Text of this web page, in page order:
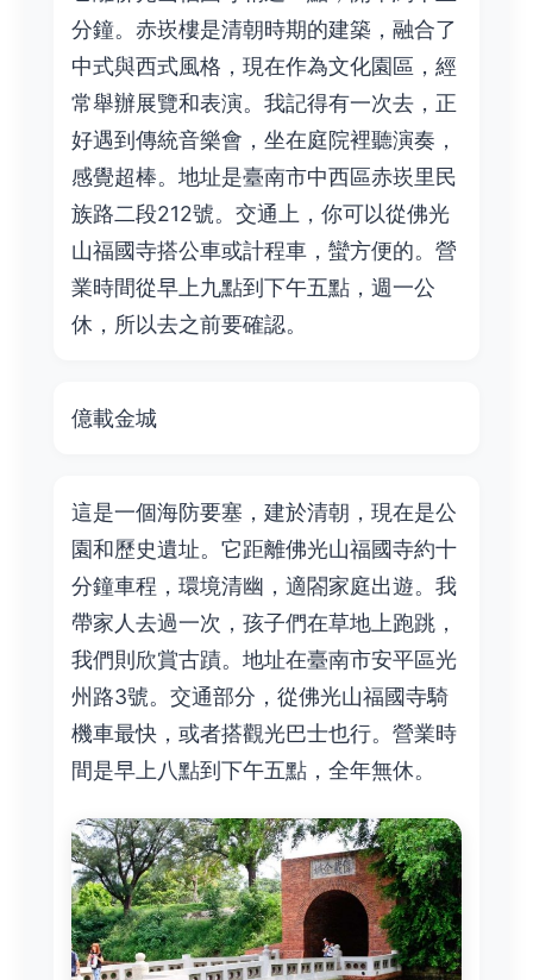
分鐘。赤崁樓是清朝時期的建築，融合了
中式與西式風格，現在作為文化園區，經
常舉辦展覽和表演。我記得有一次去，正
好遇到傳統音樂會，坐在庭院裡聽演奏，
感覺超棒。地址是臺南市中西區赤崁里民
族路二段212號。交通上，你可以從佛光
山福國寺搭公車或計程車，蠻方便的。營
業時間從早上九點到下午五點，週一公
休，所以去之前要確認。
億載金城
這是一個海防要塞，建於清朝，現在是公
園和歷史遺址。它距離佛光山福國寺約十
分鐘車程，環境清幽，適閤家庭出遊。我
帶家人去過一次，孩子們在草地上跑跳，
我們則欣賞古蹟。地址在臺南市安平區光
州路3號。交通部分，從佛光山福國寺騎
機車最快，或者搭觀光巴士也行。營業時
間是早上八點到下午五點，全年無休。